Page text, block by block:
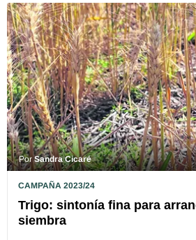
PorSandra Cicaré
CAMPAÑA 2023/24
Trigo: sintonía fina para
siembra